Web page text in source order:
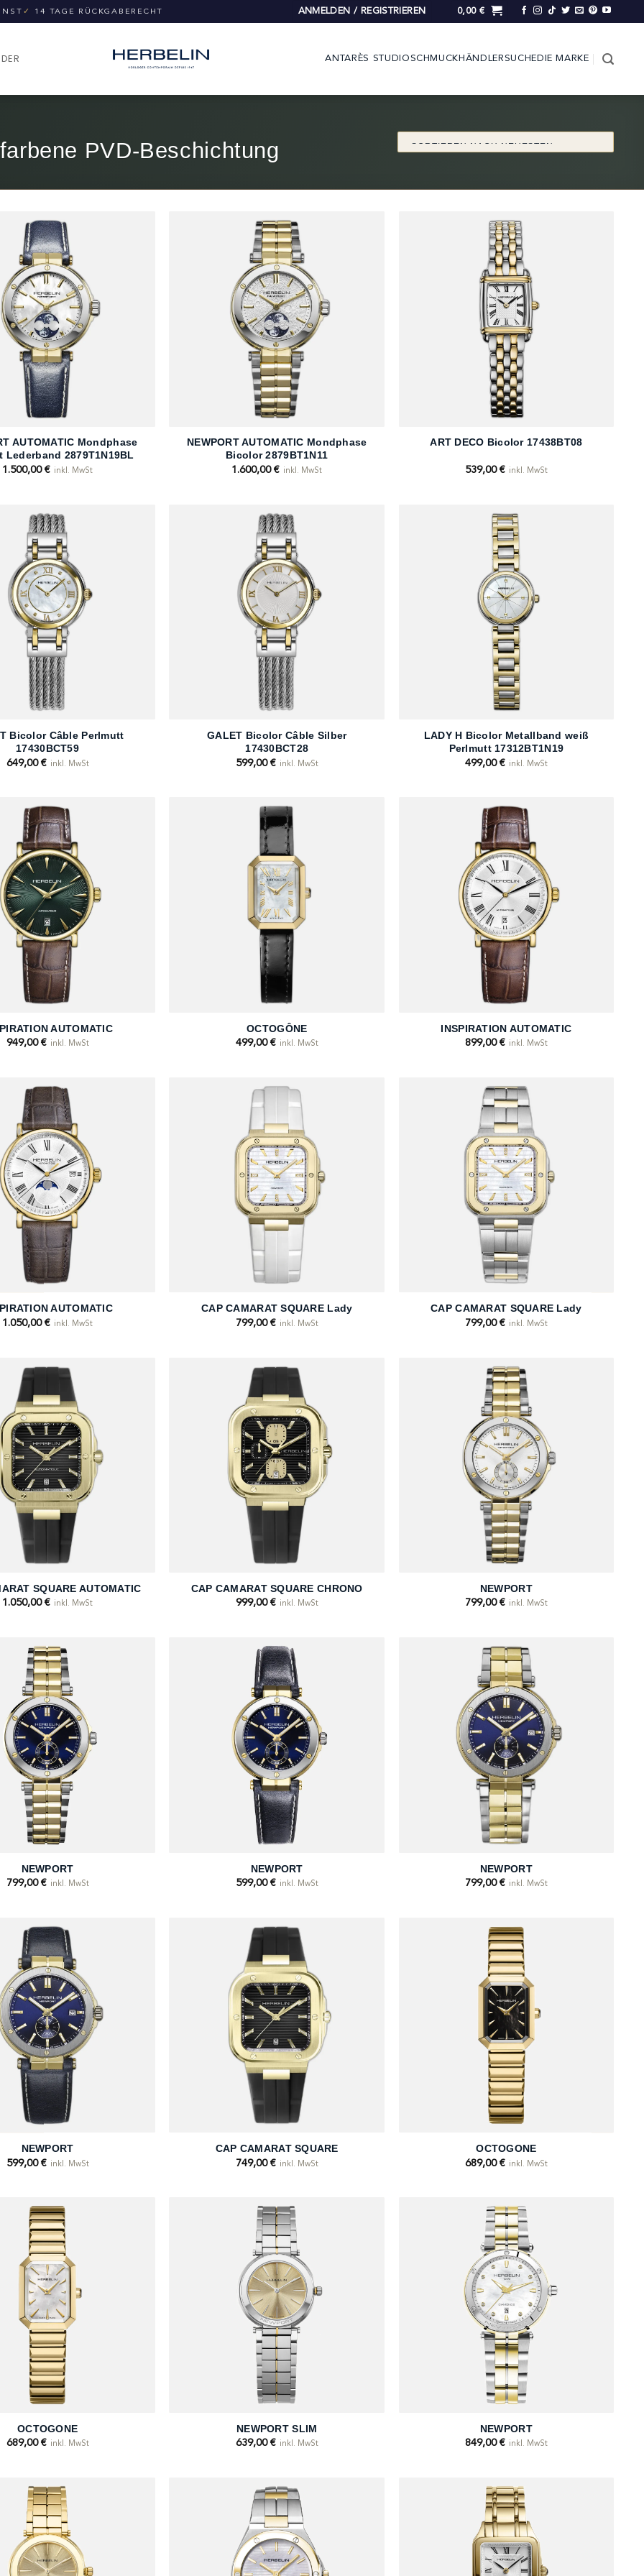
✓ 14 TAGE RÜCKGABERECHT ANMELDEN / REGISTRIEREN 0,00 €
ANTARÈS STUDIOSCHMUCK HÄNDLERSUCHE DIE MARKE
PVD-Beschichtung
AUTOMATIC Mondphase
Lederband 2879T1N19BL
1.500,00€ inkl. MwSt
NEWPORT AUTOMATIC Mondphase
Bicolor 2879BT1N11
1.600,00€ inkl. MwSt
ART DECO Bicolor 17438BT08
539,00 € inkl. MwSt
Bicolor Câble Perlmutt
17430BCT59
649,00 € inkl. MwSt
GALET Bicolor Câble Silber
17430BCT28
599,00 € inkl. MwSt
LADY H Bicolor Metallband weiß
Perlmutt 17312BT1N19
499,00 € inkl. MwSt
AUTOMATIC
949,00 € inkl. MwSt
OCTOGÔNE
499,00 € inkl. MwSt
INSPIRATION AUTOMATIC
899,00 € inkl. MwSt
AUTOMATIC
1.050,00€ inkl. MwSt
CAP CAMARAT SQUARE Lady
799,00 € inkl. MwSt
CAP CAMARAT SQUARE Lady
799,00 € inkl. MwSt
SQUARE AUTOMATIC
1.050,00€ inkl. MwSt
CAP CAMARAT SQUARE CHRONO
999,00 € inkl. MwSt
NEWPORT
799,00 € inkl. MwSt
NEWPORT
799,00 € inkl. MwSt
NEWPORT
599,00 € inkl. MwSt
NEWPORT
799,00 € inkl. MwSt
NEWPORT
599,00 € inkl. MwSt
CAP CAMARAT SQUARE
749,00 € inkl. MwSt
OCTOGONE
689,00 € inkl. MwSt
OCTOGONE
689,00 € inkl. MwSt
NEWPORT SLIM
639,00 € inkl. MwSt
NEWPORT
849,00 € inkl. MwSt